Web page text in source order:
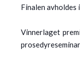
Finalen avholdes
Vinnerlaget